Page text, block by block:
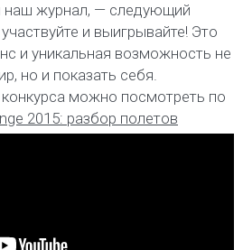
журнал, — следующий
и выигрывайте! Это
и уникальная возможность не
но и показать себя.
можно посмотреть по
2015: разбор полетов